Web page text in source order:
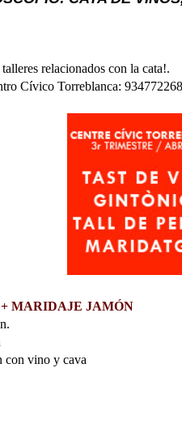
relacionados con la cata!.
Cívico Torreblanca:
MARIDAJE JAMÓN
con vino y cava